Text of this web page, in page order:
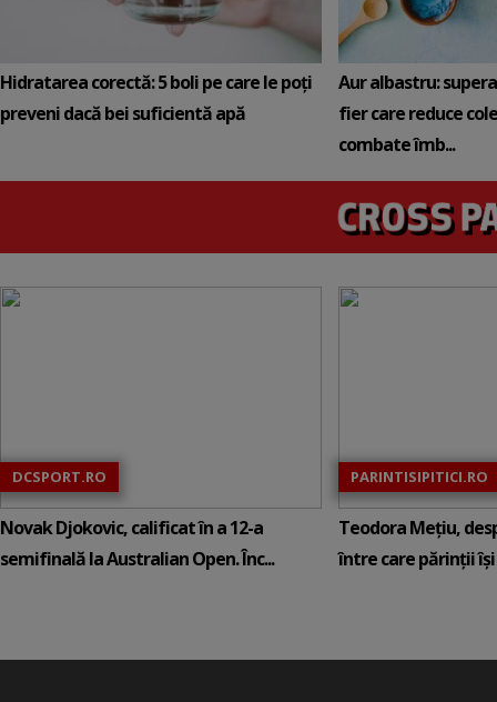
Hidratarea corectă: 5 boli pe care le poți
preveni dacă bei suficientă apă
Aur albastru:
fier care reduce
combate îmb...
DCSPORT.RO
Novak Djokovic, calificat în a 12-a
semifinală la Australian Open. Înc...
PARINTISIPITICI.RO
Teodora Mețiu,
între care părinții își